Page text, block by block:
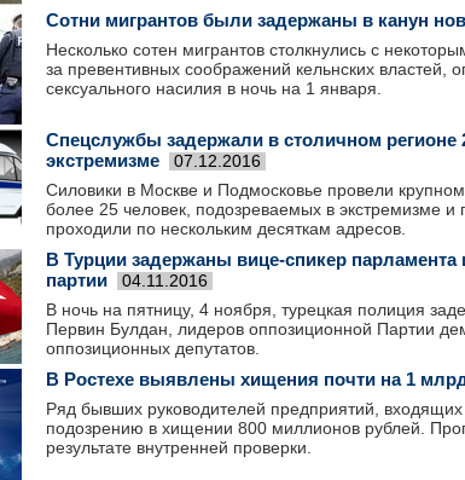
Сотни мигрантов были задержаны в канун
Несколько сотен мигрантов столкнулись с
за превентивных соображений кельнских властей,
сексуального насилия в ночь на 1 января.
Спецслужбы задержали в столичном регионе
экстремизме
07.12.2016
Силовики в Москве и Подмосковье провели
более 25 человек, подозреваемых в экстремизме и
проходили по нескольким десяткам адресов.
В Турции задержаны вице-спикер
партии
04.11.2016
В ночь на пятницу, 4 ноября, турецкая полиция
Первин Булдан, лидеров оппозиционной Партии
оппозиционных депутатов.
В Ростехе выявлены хищения почти на 1
Ряд бывших руководителей предприятий, входящих
подозрению в хищении 800 миллионов рублей.
результате внутренней проверки.